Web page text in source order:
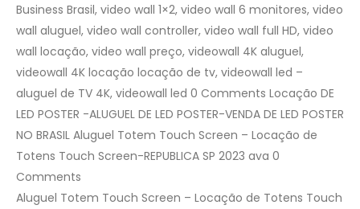
Business Brasil, video wall 1×2, video wall 6 monitores, video
wall aluguel, video wall controller, video wall full HD, video
wall locação, video wall preço, videowall 4K aluguel,
videowall 4K locação locação de tv, videowall led –
aluguel de TV 4K, videowall led 0 Comments Locação DE
LED POSTER -ALUGUEL DE LED POSTER-VENDA DE LED POSTER
NO BRASIL Aluguel Totem Touch Screen – Locação de
Totens Touch Screen-REPUBLICA SP 2023 ava 0
Comments
Aluguel Totem Touch Screen – Locação de Totens Touch